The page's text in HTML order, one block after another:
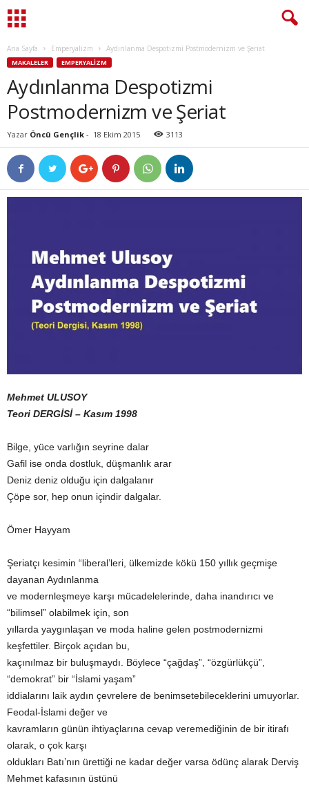
Ana Sayfa Emperyalizm Aydınlanma Despotizmi Postmodernizm ve Şeriat
MAKALELER EMPERYALIZM
Aydınlanma Despotizmi
Postmodernizm ve Şeriat
Yazar Öncü Gençlik - 18 Ekim 2015 3113
Mehmet ULUSOY
Teori DERGİSİ – Kasım 1998
Bilge, yüce varlığın seyrine dalar
Gafil ise onda dostluk, düşmanlık arar
Deniz deniz olduğu için dalgalanır
Çöpe sor, hep onun içindir dalgalar.
Ömer Hayyam
Şeriatçı kesimin “liberal’leri, ülkemizde kökü 150 yıllık geçmişe
dayanan Aydınlanma
ve modernleşmeye karşı mücadelelerinde, daha inandırıcı ve
“bilimsel” olabilmek için, son
yıllarda yaygınlaşan ve moda haline gelen postmodernizmi
keşfettiler. Birçok açıdan bu,
kaçınılmaz bir buluşmaydı. Böylece “çağdaş”, “özgürlükçü”,
“demokrat” bir “İslami yaşam”
iddialarını laik aydın çevrelere de benimsetebileceklerini umuyorlar.
Feodal-İslami değer ve
kavramların günün ihtiyaçlarına cevap veremediğinin de bir itirafı
olarak, o çok karşı
oldukları Batı’nın ürettiği ne kadar değer varsa ödünç alarak Derviş
Mehmet kafasının üstünü